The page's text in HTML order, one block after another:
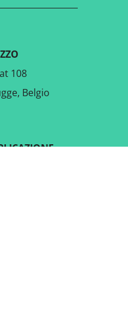
108
Belgio